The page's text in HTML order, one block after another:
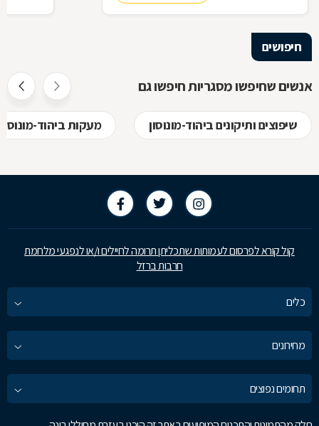
חיפושים
אנשים שחיפשו מסגריות חיפשו גם
שיפוצים ותיקונים ביהוד-מונוסון מעקות ביהוד-מונוסון
קול קורא לפרסום לעמותות שתכליתן תרומה לחיילים ו/או לנפגעי מלחמת
חרבות ברזל
כלים
מחירונים
תחומים נפוצים